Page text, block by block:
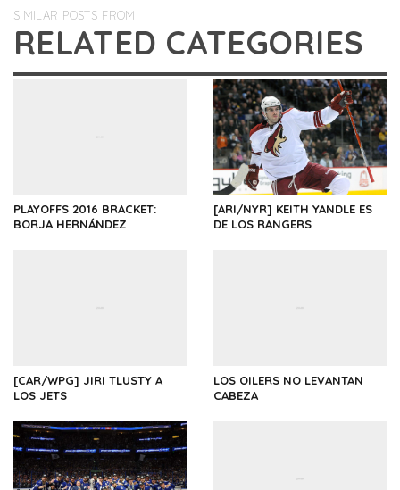
SIMILAR POSTS FROM
RELATED CATEGORIES
PLAYOFFS 2016 BRACKET:
BORJA HERNÁNDEZ
[ARI/NYR] KEITH YANDLE ES
DE LOS RANGERS
[CAR/WPG] JIRI TLUSTY A
LOS JETS
LOS OILERS NO LEVANTAN
CABEZA